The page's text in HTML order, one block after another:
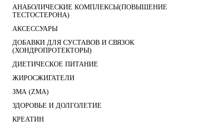
АНАБОЛИЧЕСКИЕ КОМПЛЕКСЫ(ПОВЫШЕНИЕ
ТЕСТОСТЕРОНА)
АКСЕССУАРЫ
ДОБАВКИ ДЛЯ СУСТАВОВ И СВЯЗОК
(ХОНДРОПРОТЕКТОРЫ)
ДИЕТИЧЕСКОЕ ПИТАНИЕ
ЖИРОСЖИГАТЕЛИ
ЗМА (ZMA)
ЗДОРОВЬЕ И ДОЛГОЛЕТИЕ
КРЕАТИН